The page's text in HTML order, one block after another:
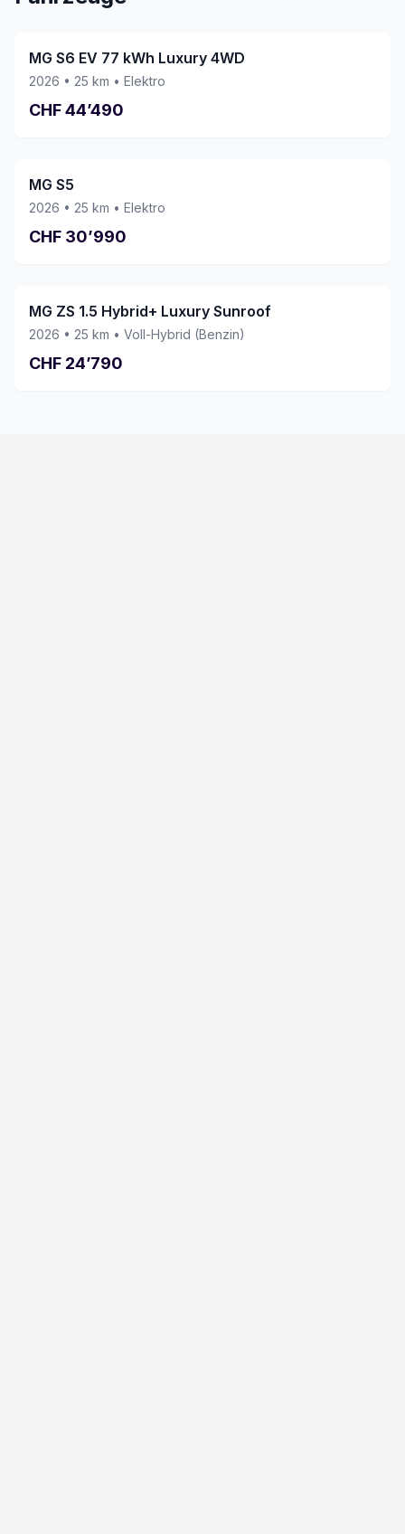
gemacht. Wir können diese Garage mit
würden jederzeit wieder ein Fahrzeug hier
kaufen. Vielen Dank an das ganze Team!
MG S6 EV 77 kWh Luxury 4WD
2026 • 25 km • Elektro
CHF44’490
MG S5
2026 • 25 km • Elektro
CHF 30’990
MG ZS 1.5 Hybrid+ Luxury Sunroof
2026 • 25 km • Voll-Hybrid (Benzin)
CHF 24’790